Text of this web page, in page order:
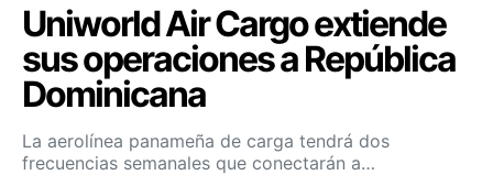
Uniworld Air Cargo extiende
sus operaciones a República
Dominicana
La aerolínea panameña de carga tendrá dos
frecuencias semanales que conectarán a…